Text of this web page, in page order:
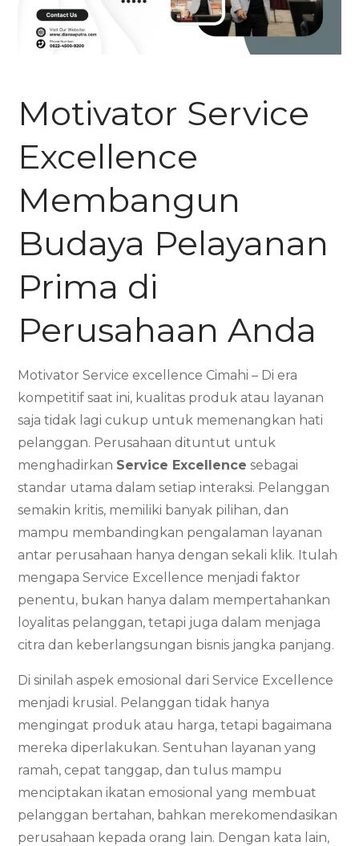
Motivator Service
Excellence
Membangun
Budaya Pelayanan
Prima di
Perusahaan Anda
Motivator Service excellence Cimahi – Di era
kompetitif saat ini, kualitas produk atau layanan
saja tidak lagi cukup untuk memenangkan hati
pelanggan. Perusahaan dituntut untuk
menghadirkan Service Excellence sebagai
standar utama dalam setiap interaksi. Pelanggan
semakin kritis, memiliki banyak pilihan, dan
mampu membandingkan pengalaman layanan
antar perusahaan hanya dengan sekali klik. Itulah
mengapa Service Excellence menjadi faktor
penentu, bukan hanya dalam mempertahankan
loyalitas pelanggan, tetapi juga dalam menjaga
citra dan keberlangsungan bisnis jangka panjang.
Di sinilah aspek emosional dari Service Excellence
menjadi krusial. Pelanggan tidak hanya
mengingat produk atau harga, tetapi bagaimana
mereka diperlakukan. Sentuhan layanan yang
ramah, cepat tanggap, dan tulus mampu
menciptakan ikatan emosional yang membuat
pelanggan bertahan, bahkan merekomendasikan
perusahaan kepada orang lain. Dengan kata lain,